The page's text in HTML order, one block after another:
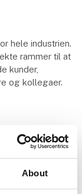
About
hele industrien.
rammer til at
kunder,
og kollegaer.
for andre og få
udbytte.